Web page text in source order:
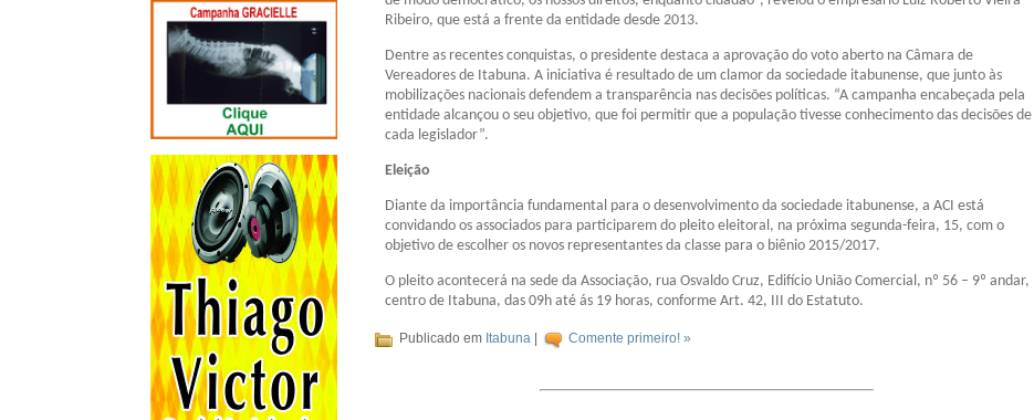
Ribeiro, que está a frente da entidade desde 2013.
Dentre as recentes conquistas, o presidente destaca a aprovação do voto aberto na Câmara de
Vereadores de Itabuna. A iniciativa é resultado de um clamor da sociedade itabunense, que junto às
mobilizações nacionais defendem a transparência nas decisões políticas. “A campanha encabeçada pela
entidade alcançou o seu objetivo, que foi permitir que a população tivesse conhecimento das decisões de
cada legislador”.
Eleição
Diante da importância fundamental para o desenvolvimento da sociedade itabunense, a ACI está
convidando os associados para participarem do pleito eleitoral, na próxima segunda-feira, 15, com o
objetivo de escolher os novos representantes da classe para o biênio 2015/2017.
O pleito acontecerá na sede da Associação, rua Osvaldo Cruz, Edifício União Comercial, nº 56 – 9º andar,
centro de Itabuna, das 09h até ás 19 horas, conforme Art. 42, III do Estatuto.
Publicado em Itabuna Comente primeiro! »